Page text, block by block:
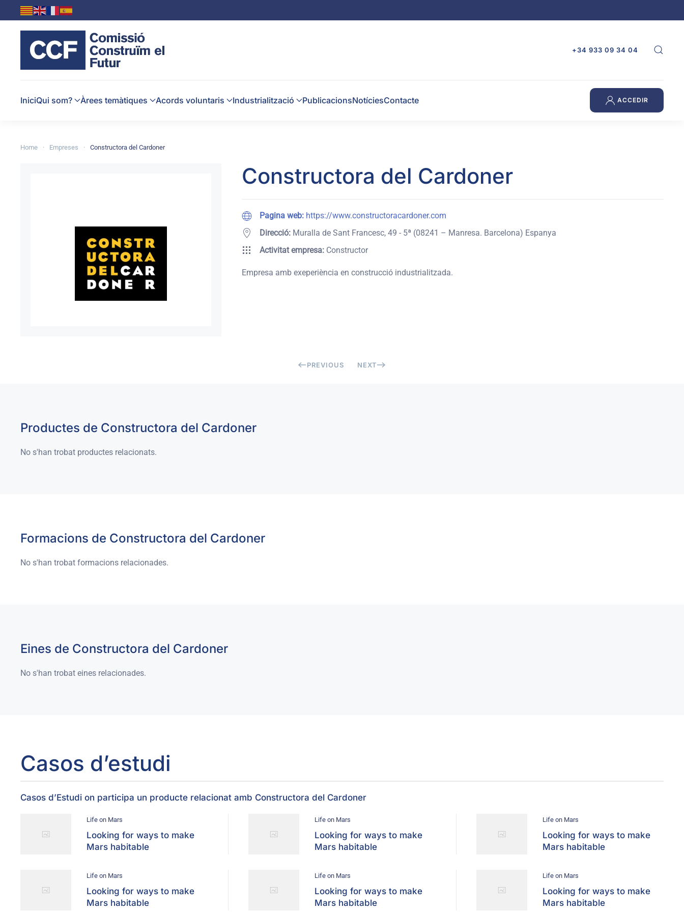
Skip to main content
+34 933 09 34 04
IniciQui som? Àrees temàtiques Acords voluntaris Industrialització PublicacionsNotíciesContacte ACCEDIR
Home Empreses Constructora del Cardoner
Constructora del Cardoner
Pagina web: https://www.constructoracardoner.com
Direcció:Muralla de Sant Francesc, 49 - 5ª (08241 – Manresa. Barcelona) Espanya
Activitat empresa: Constructor
Empresa amb exeperiència en construcció industrialitzada.
PREVIOUS NEXT
Productes de Constructora del Cardoner
No s'han trobat productes relacionats.
Formacions de Constructora del Cardoner
No s'han trobat formacions relacionades.
Eines de Constructora del Cardoner
No s'han trobat eines relacionades.
Casos d’estudi
Casos d’Estudi on participa un producte relacionat amb Constructora del Cardoner
Life on Mars
Looking for ways to make
Mars habitable
Life on Mars
Looking for ways to make
Mars habitable
Life on Mars
Looking for ways to make
Mars habitable
Life on Mars
Looking for ways to make
Mars habitable
Life on Mars
Looking for ways to make
Mars habitable
Life on Mars
Looking for ways to make
Mars habitable